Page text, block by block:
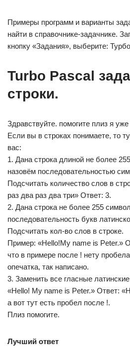
Примеры программ и варианты
найти в справочнике-задачнике.
кнопку «Задания», выберите:
Turbo Pascal
строки.
Здравствуйте. помогите плиз я
Если вы в строках понимаете, то
вас:
1. Дана строка длиной не более
назовём последовательностью
Подсчитать количество слов в
раз два раз два три» Ответ: 3.
2. Дана строка не более 255
последовательность букв
Подсчитать кол-во слов в строке.
Пример: «Hello!My name is Peter.»
что в примере после ! нету
опечатка, так написано.
3. Заменить все гласные
«Hello! My name is Peter.» Ответ:
а вот тут есть пробел после !.
Плиз помогите.
Лучший ответ